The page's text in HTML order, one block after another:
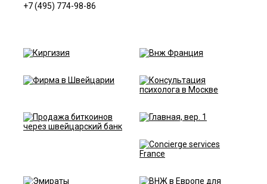
+7 (495) 774-98-86